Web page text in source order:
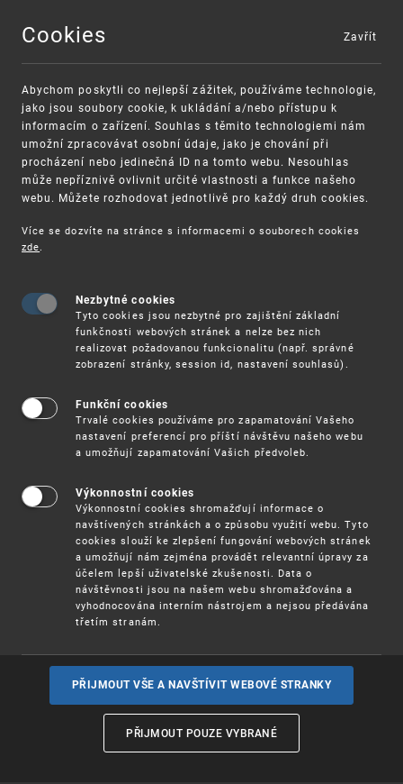
MENU
VAROVÁNÍ
Finanční podpora
Vynálezy / Patenty
Užitnévzory
Ochrannéznámky
Označení původua zeměpisná
Cookies
Abychom poskytli co nejlepší zážitek, používáme technologie,
jako jsou soubory cookie, k ukládání a/nebo přístupu k
informacím o zařízení. Souhlas s těmito technologiemi nám
umožní zpracovávat osobní údaje, jako je chování při
procházení nebo jedinečná ID na tomto webu. Nesouhlas
může nepříznivě ovlivnit určité vlastnosti a funkce našeho
webu. Můžete rozhodovat jednotlivě pro každý druh cookies.
Více se dozvíte na stránce s informacemi o souborech cookies
zde.
Nezbytné cookies
Tyto cookies jsou nezbytné pro zajištění základní
funkčnosti webových stránek a nelze bez nich
realizovat požadovanou funkcionalitu (např. správné
zobrazení stránky, session id, nastavení souhlasů).
Funkční cookies
Trvalé cookies používáme pro zapamatování Vašeho
nastavení preferencí pro příští návštěvu našeho webu
a umožňují zapamatování Vašich předvoleb.
Výkonnostní cookies
Výkonnostní cookies shromažďují informace o
navštívených stránkách a o způsobu využití webu. Tyto
cookies slouží ke zlepšení fungování webových stránek
a umožňují nám zejména provádět relevantní úpravy za
účelem lepší uživatelské zkušenosti. Data o
návštěvnosti jsou na našem webu shromažďována a
vyhodnocována interním nástrojem a nejsou předávána
třetím stranám.
PŘIJMOUT VŠE A NAVŠTÍVIT WEBOVÉ STRANKY
PŘIJMOUT POUZE VYBRANÉ
Zavřít